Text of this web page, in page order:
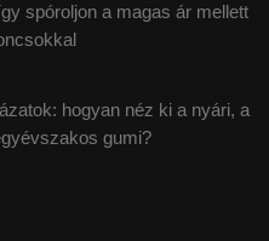
spóroljon a magas ár mellett
hogyan néz ki a nyári, a
gumi?